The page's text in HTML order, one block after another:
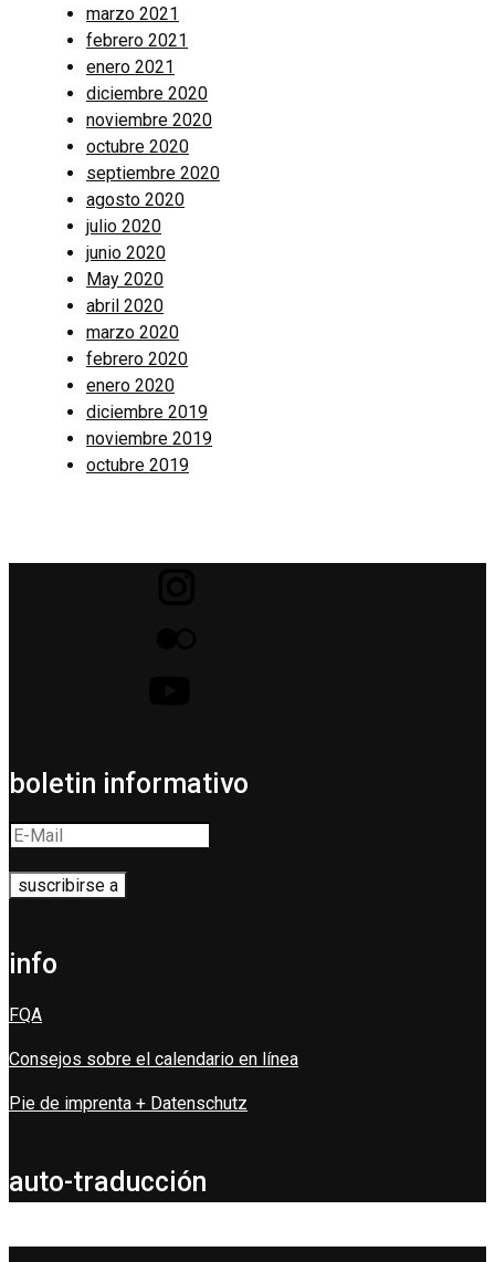
marzo 2021
febrero 2021
enero 2021
diciembre 2020
noviembre 2020
octubre 2020
septiembre 2020
agosto 2020
julio 2020
junio 2020
May 2020
abril 2020
marzo 2020
febrero 2020
enero 2020
diciembre 2019
noviembre 2019
octubre 2019
boletin informativo
info
FQA
Consejos sobre el calendario en línea
Pie de imprenta + Datenschutz
auto-traducción